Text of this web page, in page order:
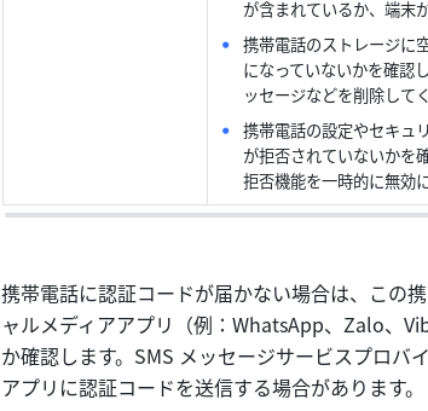
が含まれているか、端末
携帯電話のストレージに
になっていないかを確認
ッセージなどを削除して
携帯電話の設定やセキュ
が拒否されていないかを
拒否機能を一時的に無効
携帯電話に認証コードが届かない場合は、この
ャルメディアアプリ（例：WhatsApp、Zalo、
か確認します。SMS メッセージサービスプロバ
アプリに認証コードを送信する場合があります。